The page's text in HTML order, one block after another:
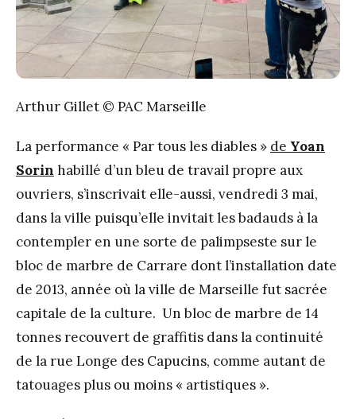
Arthur Gillet © PAC Marseille
La performance « Par tous les diables » de Yoan
Sorin habillé d’un bleu de travail propre aux
ouvriers, s’inscrivait elle-aussi, vendredi 3 mai,
dans la ville puisqu’elle invitait les badauds à la
contempler en une sorte de palimpseste sur le
bloc de marbre de Carrare dont l’installation date
de 2013, année où la ville de Marseille fut sacrée
capitale de la culture. Un bloc de marbre de 14
tonnes recouvert de graffitis dans la continuité
de la rue Longe des Capucins, comme autant de
tatouages plus ou moins « artistiques ».